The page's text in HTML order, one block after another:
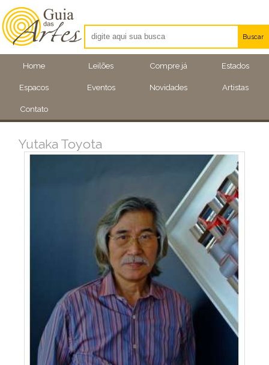
Home Leilões Compre já Estados
Espacos Eventos Novidades Artistas
Contato
Buscar
Artistas
Eventos
Yutaka Toyota